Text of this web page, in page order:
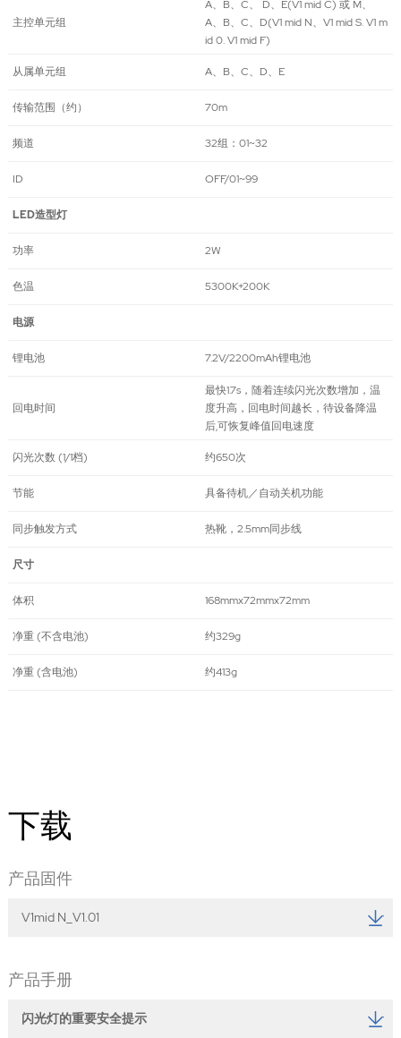
主控单元组
A、B、C、 D、E(V1 mid C) 或 M、
A、B、C、D(V1 mid N、V1 mid S. V1 m
id 0. V1 mid F)
从属单元组 A、B、C、D、E
传输范围（约） 70m
频道 32组：01~32
ID OFF/01~99
LED造型灯
功率 2W
色温 5300K+200K
电源
锂电池 7.2V/2200mAh锂电池
回电时间
最快1.7s，随着连续闪光次数增加，温
度升高，回电时间越长，待设备降温
后,可恢复峰值回电速度
闪光次数 (1/1档) 约650次
节能 具备待机／自动关机功能
同步触发方式 热靴，2.5mm同步线
尺寸
体积 168mmx72mmx72mm
净重 (不含电池) 约329g
净重 (含电池) 约413g
下载
产品固件
V1mid N_V1.01
产品手册
闪光灯的重要安全提示